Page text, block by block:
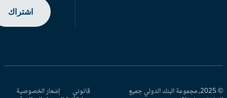
اشتراك
© 2025، مجموعة البنك الدولي جميع قانوني إشعار الخصوصية